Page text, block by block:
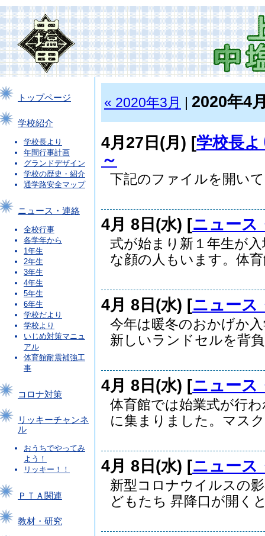
トップページ
学校紹介
学校長より
年間行事計画
グランドデザイン
学校の歴史・紹介
通学路安全マップ
ニュース・連絡
全校行事
各学年から
1年生
2年生
3年生
4年生
5年生
6年生
学校だより
学校より
いじめ対策マニュ
アル
体育館耐震補強工
事
コロナ対策
リッキーチャンネ
ル
おうちでやってみ
よう！
リッキー！！
ＰＴＡ関連
教材・研究
« 2020年3月 2020年4
4月27日(月) [学校長よ
～
下記のファイルを開い
4月 8日(水) [ニュース
式が始まり新１年生が
な顔の人もいます。体
4月 8日(水) [ニュース
今年は暖冬のおかげか
新しいランドセルを背
4月 8日(水) [ニュース
体育館では始業式が行
に集まりました。マス
4月 8日(水) [ニュース
新型コロナウイルスの
どもたち 昇降口が開く